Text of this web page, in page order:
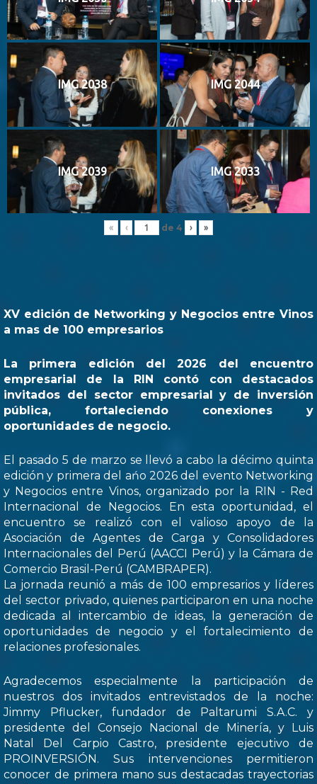
IMG 2038 IMG 2044
IMG 2039 IMG 2033
« ‹ de 4 › »
XV edición de Networking y Negocios entre Vinos
a mas de 100 empresarios
La primera edición del 2026 del encuentro
empresarial de la RIN contó con destacados
invitados del sector empresarial y de inversión
pública, fortaleciendo conexiones y
oportunidades de negocio.
El pasado 5 de marzo se llevó a cabo la décimo quinta
edición y primera del ańo 2026 del evento Networking
y Negocios entre Vinos, organizado por la RIN - Red
Internacional de Negocios. En esta oportunidad, el
encuentro se realizó con el valioso apoyo de la
Asociación de Agentes de Carga y Consolidadores
Internacionales del Perú (AACCI Perú) y la Cámara de
Comercio Brasil-Perú (CAMBRAPER).
La jornada reunió a más de 100 empresarios y líderes
del sector privado, quienes participaron en una noche
dedicada al intercambio de ideas, la generación de
oportunidades de negocio y el fortalecimiento de
relaciones profesionales.
Agradecemos especialmente la participación de
nuestros dos invitados entrevistados de la noche:
Jimmy Pflucker, fundador de Paltarumi S.A.C. y
presidente del Consejo Nacional de Minería, y Luis
Natal Del Carpio Castro, presidente ejecutivo de
PROINVERSIÓN. Sus intervenciones permitieron
conocer de primera mano sus destacadas trayectorias